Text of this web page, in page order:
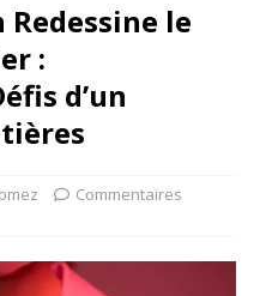
le
:
d’un
Commentaires